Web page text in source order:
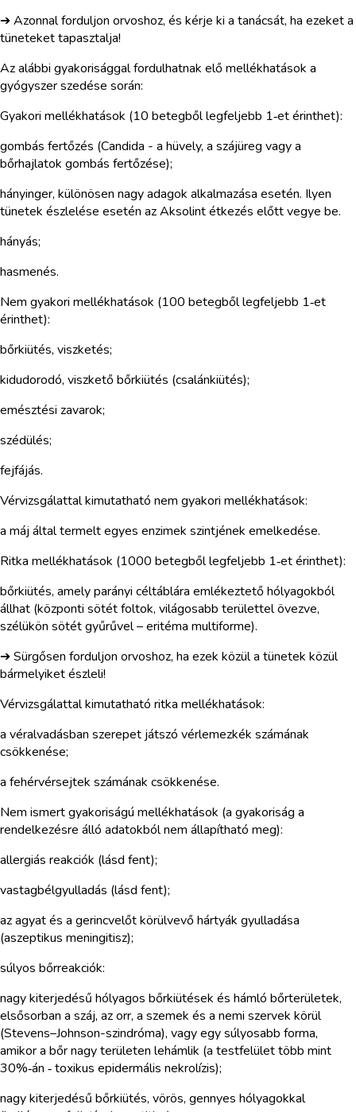
➔ Azonnal forduljon orvoshoz, és kérje ki a tanácsát, ha ezeket a
tüneteket tapasztalja!
Az alábbi gyakorisággal fordulhatnak elő mellékhatások a
gyógyszer szedése során:
Gyakori mellékhatások (10 betegből legfeljebb 1‑et érinthet):
gombás fertőzés (Candida - a hüvely, a szájüreg vagy a
bőrhajlatok gombás fertőzése);
hányinger, különösen nagy adagok alkalmazása esetén. Ilyen
tünetek észlelése esetén az Aksolint étkezés előtt vegye be.
hányás;
hasmenés.
Nem gyakori mellékhatások (100 betegből legfeljebb 1‑et
érinthet):
bőrkiütés, viszketés;
kidudorodó, viszkető bőrkiütés (csalánkiütés);
emésztési zavarok;
szédülés;
fejfájás.
Vérvizsgálattal kimutatható nem gyakori mellékhatások:
a máj által termelt egyes enzimek szintjének emelkedése.
Ritka mellékhatások (1000 betegből legfeljebb 1‑et érinthet):
bőrkiütés, amely parányi céltáblára emlékeztető hólyagokból
állhat (központi sötét foltok, világosabb területtel övezve,
szélükön sötét gyűrűvel – eritéma multiforme).
➔ Sürgősen forduljon orvoshoz, ha ezek közül a tünetek közül
bármelyiket észleli!
Vérvizsgálattal kimutatható ritka mellékhatások:
a véralvadásban szerepet játszó vérlemezkék számának
csökkenése;
a fehérvérsejtek számának csökkenése.
Nem ismert gyakoriságú mellékhatások (a gyakoriság a
rendelkezésre álló adatokból nem állapítható meg):
allergiás reakciók (lásd fent);
vastagbélgyulladás (lásd fent);
az agyat és a gerincvelőt körülvevő hártyák gyulladása
(aszeptikus meningitisz);
súlyos bőrreakciók:
nagy kiterjedésű hólyagos bőrkiütések és hámló bőrterületek,
elsősorban a száj, az orr, a szemek és a nemi szervek körül
(Stevens–Johnson-szindróma), vagy egy súlyosabb forma,
amikor a bőr nagy területen lehámlik (a testfelület több mint
30%‑án ‑ toxikus epidermális nekrolízis);
nagy kiterjedésű bőrkiütés, vörös, gennyes hólyagokkal